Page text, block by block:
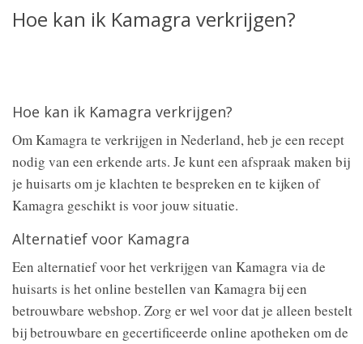
Hoe kan ik Kamagra verkrijgen?
Hoe kan ik Kamagra verkrijgen?
Om Kamagra te verkrijgen in Nederland, heb je een recept
nodig van een erkende arts. Je kunt een afspraak maken bij
je huisarts om je klachten te bespreken en te kijken of
Kamagra geschikt is voor jouw situatie.
Alternatief voor Kamagra
Een alternatief voor het verkrijgen van Kamagra via de
huisarts is het online bestellen van Kamagra bij een
betrouwbare webshop. Zorg er wel voor dat je alleen bestelt
bij betrouwbare en gecertificeerde online apotheken om de